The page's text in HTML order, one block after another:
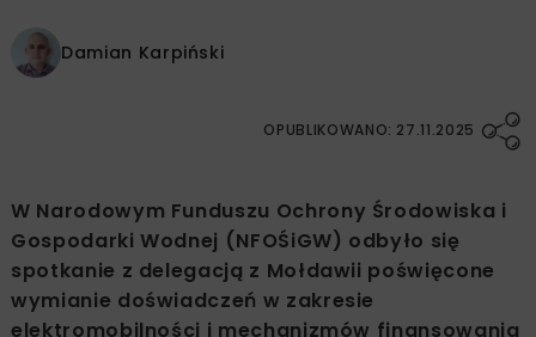
Damian Karpiński
OPUBLIKOWANO: 27.11.2025
W Narodowym Funduszu Ochrony Środowiska i
Gospodarki Wodnej (NFOŚiGW) odbyło się
spotkanie z delegacją z Mołdawii poświęcone
wymianie doświadczeń w zakresie
elektromobilności i mechanizmów finansowania